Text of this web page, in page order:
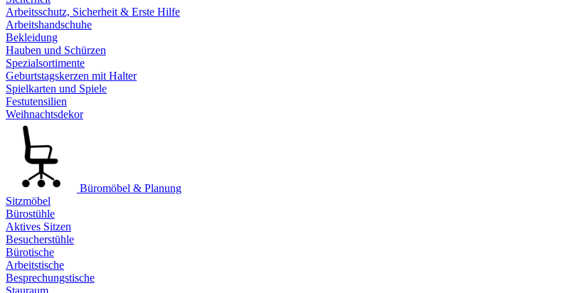
Arbeitsschutz, Sicherheit & Erste Hilfe
Arbeitshandschuhe
Bekleidung
Hauben und Schürzen
Spezialsortimente
Geburtstagskerzen mit Halter
Spielkarten und Spiele
Festutensilien
Weihnachtsdekor
Büromöbel & Planung
Sitzmöbel
Bürostühle
Aktives Sitzen
Besucherstühle
Bürotische
Arbeitstische
Besprechungstische